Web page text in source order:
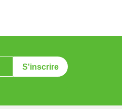
S'inscrire